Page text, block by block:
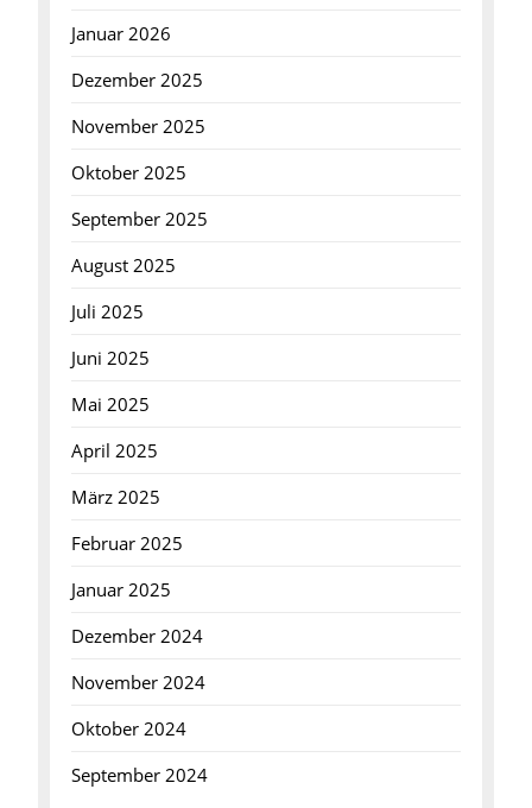
Januar 2026
Dezember 2025
November 2025
Oktober 2025
September 2025
August 2025
Juli 2025
Juni 2025
Mai 2025
April 2025
März 2025
Februar 2025
Januar 2025
Dezember 2024
November 2024
Oktober 2024
September 2024